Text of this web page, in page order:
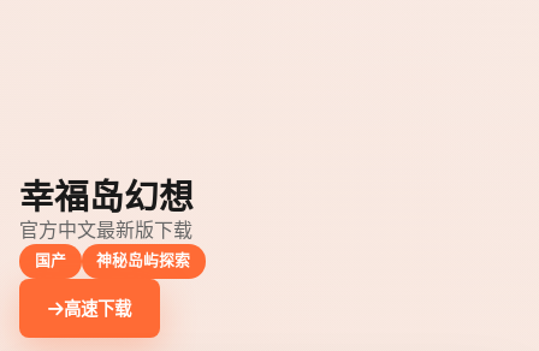
幸福岛幻想
官方中文最新版下载
国产 神秘岛屿探索
高速下载